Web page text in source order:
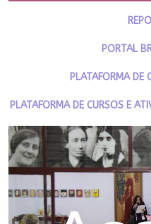
PORTAL
PLATAFORMA DE
PLATAFORMA DE CURSOS E